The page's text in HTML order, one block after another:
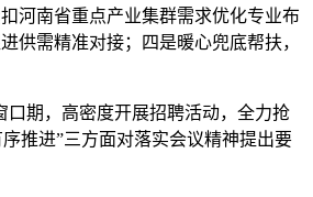
河南省重点产业集群需求优化专业布
供需精准对接；四是暖心兜底帮扶，
口期，高密度开展招聘活动，全力抢
推进”三方面对落实会议精神提出要